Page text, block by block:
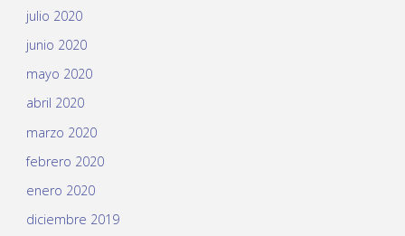
julio 2020
junio 2020
mayo 2020
abril 2020
marzo 2020
febrero 2020
enero 2020
diciembre 2019